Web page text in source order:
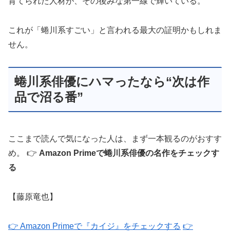
これが「蜷川系すごい」と言われる最大の証明かもしれま
せん。
蜷川系俳優にハマったなら“次は作
品で沼る番”
ここまで読んで気になった人は、まず一本観るのがおすす
め。 👉 Amazon Primeで蜷川系俳優の名作をチェックす
る
【藤原竜也】
👉 Amazon Primeで『カイジ』をチェックする 👉